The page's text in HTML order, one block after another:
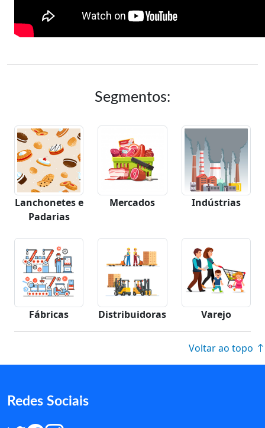
Segmentos:
Lanchonetes e
Padarias
Mercados Indústrias
Varejo